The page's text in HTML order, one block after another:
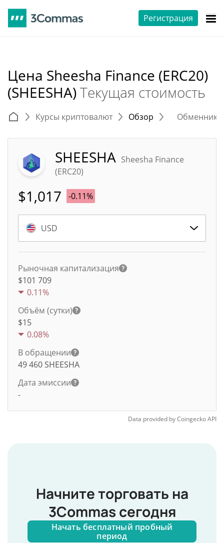
Регистрация
Цена Sheesha Finance (ERC20)
(SHEESHA)Текущая стоимость
Курсы криптовалют Обзор
SHEESHA Sheesha Finance
(ERC20)
$1,017 -0.11%
USD
Рыночная капитализация
$101 709
0.11%
Объём (сутки)
$15
0.08%
В обращении
49 460 SHEESHA
Дата эмиссии
-
Data provided byCoingeckoAPI
Начните торговать на
3Commas сегодня
Начать бесплатный пробный
период